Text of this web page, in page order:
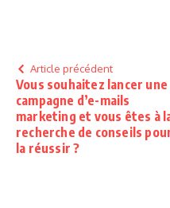
Article précédent
Vous souhaitez lancer une
campagne d’e-mails
marketing et vous êtes à
recherche de conseils
la réussir ?